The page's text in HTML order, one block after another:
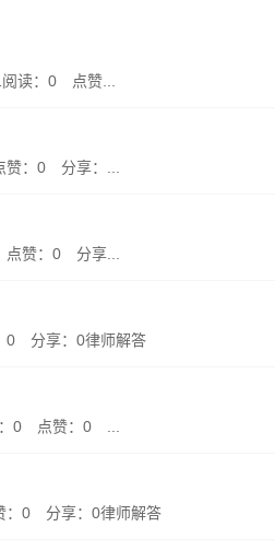
阅读：0 点赞...
赞：0 分享：...
点赞：0 分享...
0 分享：0律师解答
：0 点赞：0 ...
：0 分享：0律师解答